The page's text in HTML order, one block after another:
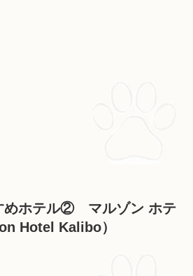
めホテル② マルゾン ホテ
Hotel Kalibo）